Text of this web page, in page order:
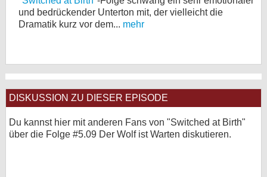
und bedrückender Unterton mit, der vielleicht die
Dramatik kurz vor dem... mehr
DISKUSSION ZU DIESER EPISODE
Du kannst hier mit anderen Fans von "Switched at Birth"
über die Folge #5.09 Der Wolf ist Warten diskutieren.